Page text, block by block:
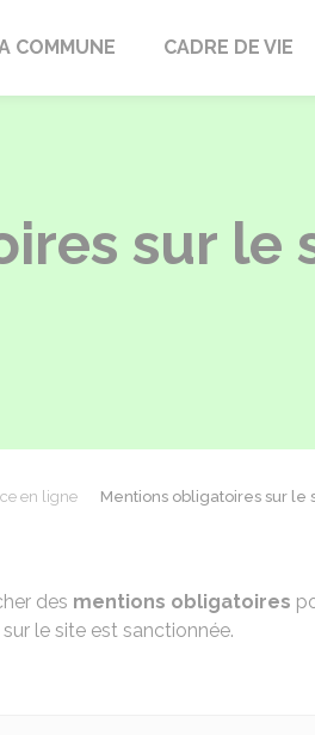
COMMUNE CADRE DE VIE
sur le
en ligne
Mentions obligatoires sur le
des mentions obligatoires
le site est sanctionnée.